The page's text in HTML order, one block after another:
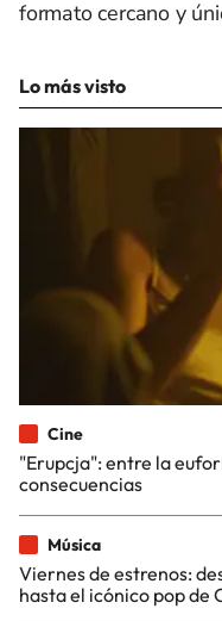
formato cercano y
Lo más visto
Cine
"Erupcja": entre la
consecuencias
Música
Viernes de estrenos:
hasta el icónico pop de